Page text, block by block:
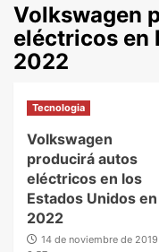
Volkswagen
eléctricos en
2022
Tecnologia
Volkswagen
producirá autos
eléctricos en los
Estados Unidos en
2022
14 de noviembre de